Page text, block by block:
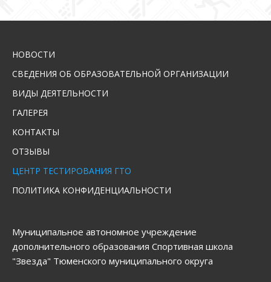
НОВОСТИ
СВЕДЕНИЯ ОБ ОБРАЗОВАТЕЛЬНОЙ ОРГАНИЗАЦИИ
ВИДЫ ДЕЯТЕЛЬНОСТИ
ГАЛЕРЕЯ
КОНТАКТЫ
ОТЗЫВЫ
ЦЕНТР ТЕСТИРОВАНИЯ ГТО
ПОЛИТИКА КОНФИДЕНЦИАЛЬНОСТИ
Муниципальное автономное учреждение
дополнительного образования Спортивная школа
"Звезда" Тюменского муниципального округа